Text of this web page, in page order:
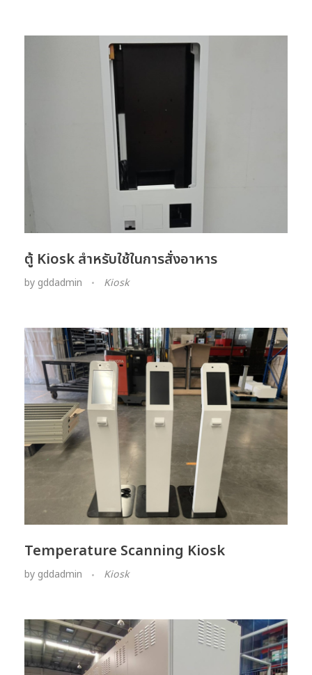
ตู้ Kiosk สำหรับใช้ในการสั่งอาหาร
by gddadmin Kiosk
Temperature Scanning Kiosk
by gddadmin Kiosk